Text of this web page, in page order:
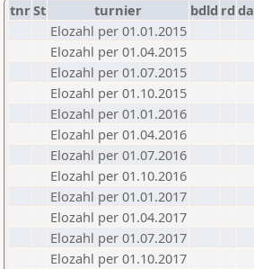
tnrSt turnier bdld rd
Elozahl per 01.01.2015
Elozahl per 01.04.2015
Elozahl per 01.07.2015
Elozahl per 01.10.2015
Elozahl per 01.01.2016
Elozahl per 01.04.2016
Elozahl per 01.07.2016
Elozahl per 01.10.2016
Elozahl per 01.01.2017
Elozahl per 01.04.2017
Elozahl per 01.07.2017
Elozahl per 01.10.2017